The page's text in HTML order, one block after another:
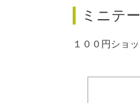
ミニテ
１００円ショ